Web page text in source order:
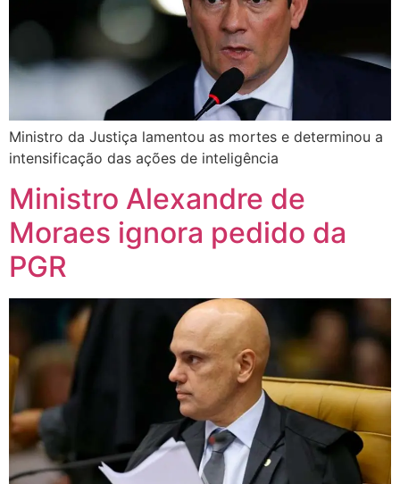
Ministro da Justiça lamentou as mortes e determinou a
intensificação das ações de inteligência
Ministro Alexandre de
Moraes ignora pedido da
PGR